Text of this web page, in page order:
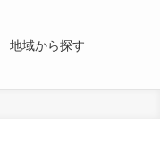
地域から探す